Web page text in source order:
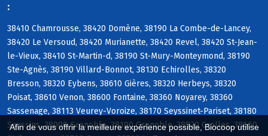
Afin de vous offrir la meilleure expérience possible, Biocoop utilise
:
38410 Chamrousse, 38420 Domène, 38190 La Combe-de-Lancey,
38420 Le Versoud, 38420 Murianette, 38420 Revel, 38420 St-Jean-
le-Vieux, 38410 St-Martin-d, 38190 St-Mury-Monteymond, 38190
Ste-Agnès, 38190 Villard-Bonnot, 38130 Echirolles, 38320
Bresson, 38320 Eybens, 38610 Gières, 38320 Herbeys, 38320
Poisat, 38610 Venon, 38600 Fontaine, 38360 Noyarey, 38360
Sassenage, 38113 Veurey-Voroize, 38170 Seyssinet-Pariset, 38180
Seyssins, 38000 Grenoble, 38100 Grenoble, 38920 Crolles, 38660